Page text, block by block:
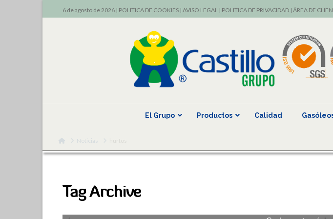
6 de agosto de 2026 | POLITICA DE COOKIES| AVISO LEGAL| POLITICA DE PRIVACIDAD| ÁREA DE
El Grupo Productos Calidad
HomeNoticias
Tag Archive